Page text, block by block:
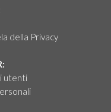
della Privacy
utenti